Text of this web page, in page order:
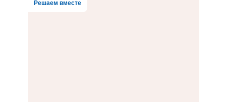
Решаем вместе